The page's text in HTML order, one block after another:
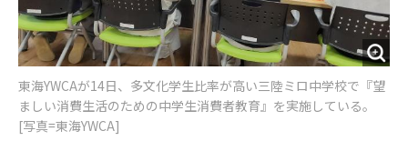
東海YWCAが14日、多文化学生比率が高い三陸ミロ中学校で『望
ましい消費生活のための中学生消費者教育』を実施している。
[写真=東海YWCA]